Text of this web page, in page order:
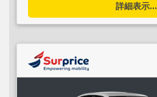
詳細表示...